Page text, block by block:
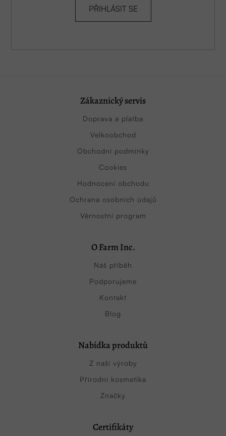
PŘIHLÁSIT SE
Zákaznický servis
Doprava a platba
Velkoobchod
Obchodní podmínky
Cookies
Hodnocení obchodu
Ochrana osobních údajů
Věrnostní program
O Farm Inc.
Náš příběh
Podporujeme
Kontakt
Blog
Nabídka produktů
Z naší výroby
Přírodní kosmetika
Značky
Certifikáty